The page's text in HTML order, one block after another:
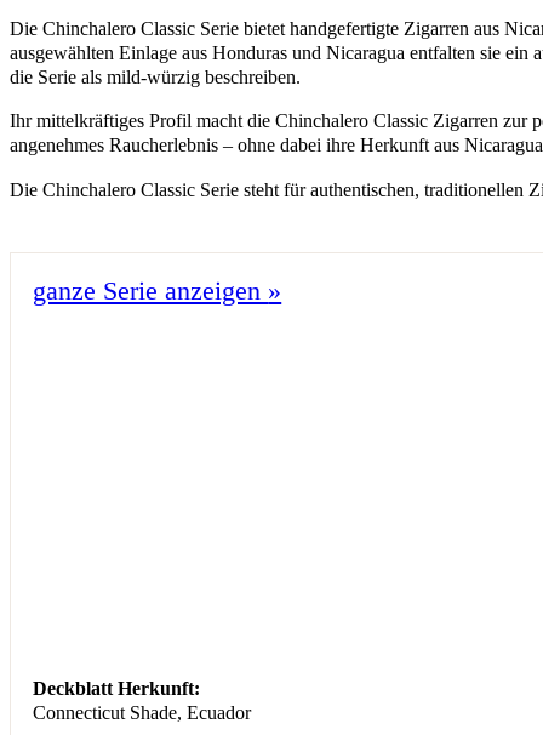
ganze Serie anzeigen »
Deckblatt Herkunft:
Connecticut Shade, Ecuador
Die Chinchalero Classic Serie bietet handgefertigte Zigarren aus
ausgewählten Einlage aus Honduras und Nicaragua entfalten sie
die Serie als mild-würzig beschreiben.
Ihr mittelkräftiges Profil macht die Chinchalero Classic Zigarren zur
angenehmes Raucherlebnis – ohne dabei ihre Herkunft aus
Die Chinchalero Classic Serie steht für authentischen, traditionellen